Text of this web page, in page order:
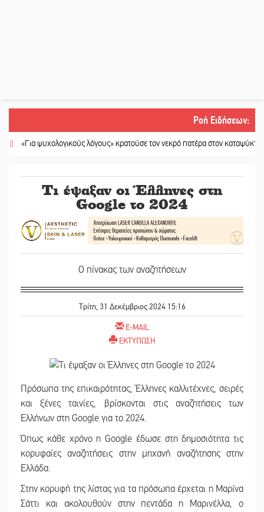
Ροή Ειδήσεων:
ψυχολογικούς λόγους» κρατούσε τον νεκρό πατέρα στον καταψύκτη ||
Τι έψαξαν οι Έλληνες στη
Google το 2024
Ο πίνακας των αναζητήσεων
Τρίτη, 31 Δεκέμβριος 2024 15:16
E-MAIL
ΕΚΤΥΠΩΣΗ
Πρόσωπα της επικαιρότητας, Έλληνες καλλιτέχνες, σειρές
και ξένες ταινίες, βρίσκονται στις αναζητήσεις των
Ελλήνων στη Google για το 2024.
Όπως κάθε χρόνο η Google έδωσε στη δημοσιότητα τις
κορυφαίες αναζητήσεις στην μηχανή αναζήτησης στην
Ελλάδα.
Στην κορυφή της λίστας για τα πρόσωπα έρχεται η Μαρίνα
Σάττι και ακολουθούν στην πεντάδα η Μαρινέλλα, ο